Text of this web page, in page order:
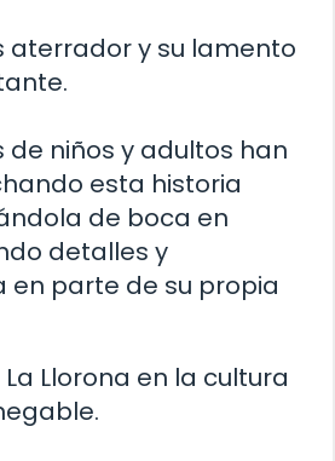
aterrador y su lamento
de niños y adultos han
esta historia
de boca en
detalles y
en parte de su propia
Llorona en la cultura